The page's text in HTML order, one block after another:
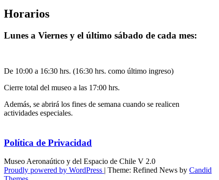
Horarios
Lunes a Viernes y el último sábado de cada mes:
De 10:00 a 16:30 hrs. (16:30 hrs. como último ingreso)
Cierre total del museo a las 17:00 hrs.
Además, se abrirá los fines de semana cuando se realicen
actividades especiales.
Política de Privacidad
Museo Aeronaútico y del Espacio de Chile V 2.0
Proudly powered by WordPress | Theme: Refined News by Candid